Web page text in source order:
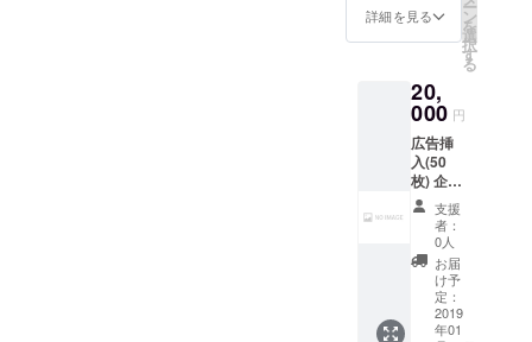
(91×55
かお願
いしま
す。(混
在させ
るのも
可能で
す) 素材
提供元
(NO
IMAGE)
http://d
esign-
加工し
て作っ
たミニ
の大太
刀で
す。
YXR7の
成分表
は 炭素
0.8%
タング
ステン
1.3%
モリブ
デン
5.5%
クロム
詳細を見る ー
ン
を
選
択
す
る
20,
000 円
広告挿
入(50
枚) 企業
さんや
店舗経
営者さ
ん向き
のリ
ターン
です。
もし利
支援
者：
0人
お届
け予
定：
2019
年01